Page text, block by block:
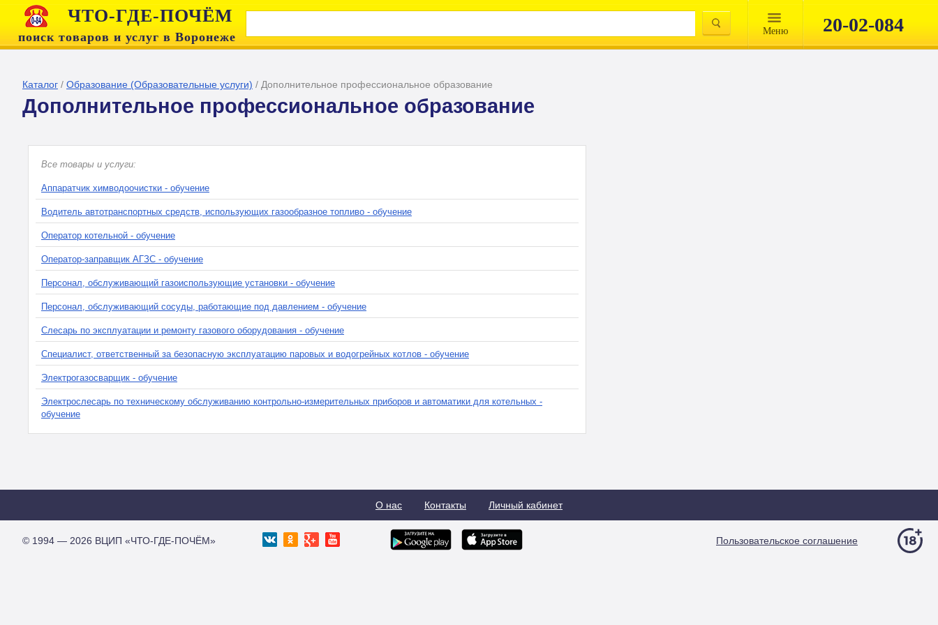
ЧТО-ГДЕ-ПОЧЁМ
поиск товаров и услуг в Воронеже Mеню 20-02-084
Каталог / Образование (Образовательные услуги) / Дополнительное профессиональное образование
Дополнительное профессиональное образование
Все товары и услуги:
Аппаратчик химводоочистки - обучение
Водитель автотранспортных средств, использующих газообразное топливо - обучение
Оператор котельной - обучение
Оператор-заправщик АГЗС - обучение
Персонал, обслуживающий газоиспользующие установки - обучение
Персонал, обслуживающий сосуды, работающие под давлением - обучение
Слесарь по эксплуатации и ремонту газового оборудования - обучение
Специалист, ответственный за безопасную эксплуатацию паровых и водогрейных котлов - обучение
Электрогазосварщик - обучение
Электрослесарь по техническому обслуживанию контрольно-измерительных приборов и автоматики для котельных -
обучение
О нас Контакты Личный кабинет
© 1994 — 2026 ВЦИП «ЧТО-ГДЕ-ПОЧЁМ» Пользовательское соглашение